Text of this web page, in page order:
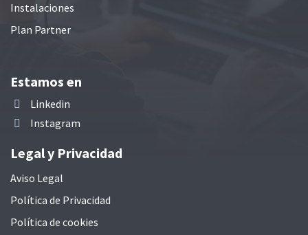
Instalaciones
Plan Partner
Estamos en
Linkedin
Instagram
Legal y Privacidad
Aviso Legal
Política de Privacidad
Política de cookies